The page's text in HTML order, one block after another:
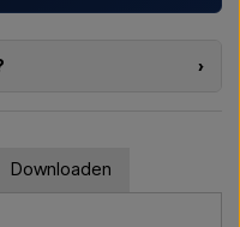
de juiste installatie.
op – we reageren snel.
ons →
›
daarvan kunt u
ontvangen inclusief
Downloaden